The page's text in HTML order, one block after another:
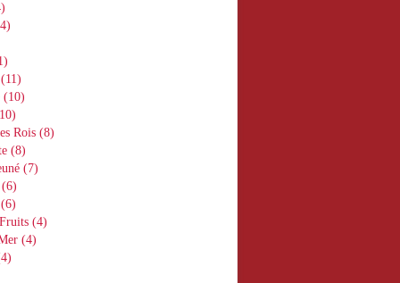
(11)
(10)
Rois (8)
(8)
(7)
(6)
(6)
(4)
(4)